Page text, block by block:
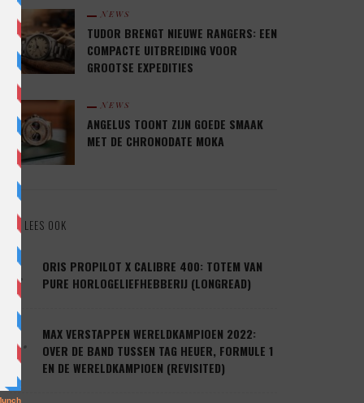
NEWS
TUDOR BRENGT NIEUWE RANGERS: EEN
COMPACTE UITBREIDING VOOR
GROOTSE EXPEDITIES
NEWS
ANGELUS TOONT ZIJN GOEDE SMAAK
MET DE CHRONODATE MOKA
LEES OOK
1.
ORIS PROPILOT X CALIBRE 400: TOTEM VAN
PURE HORLOGELIEFHEBBERIJ (LONGREAD)
2.
MAX VERSTAPPEN WERELDKAMPIOEN 2022:
OVER DE BAND TUSSEN TAG HEUER, FORMULE 1
EN DE WERELDKAMPIOEN (REVISITED)